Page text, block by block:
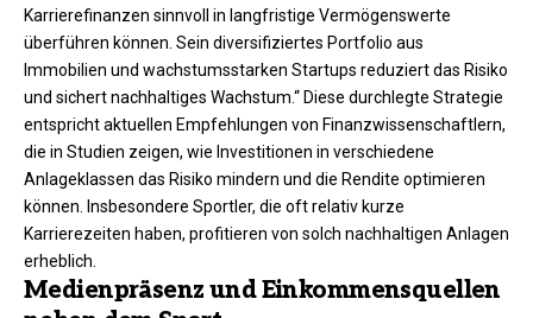
Karrierefinanzen sinnvoll in langfristige Vermögenswerte
überführen können. Sein diversifiziertes Portfolio aus
Immobilien und wachstumsstarken Startups reduziert das Risiko
und sichert nachhaltiges Wachstum.“ Diese durchlegte Strategie
entspricht aktuellen Empfehlungen von Finanzwissenschaftlern,
die in Studien zeigen, wie Investitionen in verschiedene
Anlageklassen das Risiko mindern und die Rendite optimieren
können. Insbesondere Sportler, die oft relativ kurze
Karrierezeiten haben, profitieren von solch nachhaltigen Anlagen
erheblich.
Medienpräsenz und Einkommensquellen